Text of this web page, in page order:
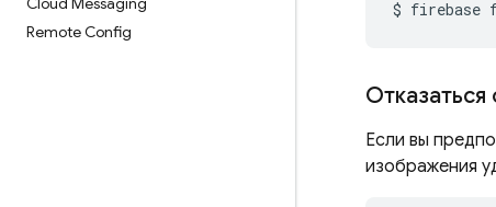
Remote Config
$ firebase
Отказаться
Если вы
изображения